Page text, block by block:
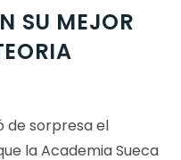
SU MEJOR
de sorpresa el
la Academia Sueca